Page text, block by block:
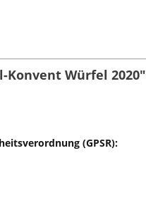
Würfel 2020"
(GPSR):